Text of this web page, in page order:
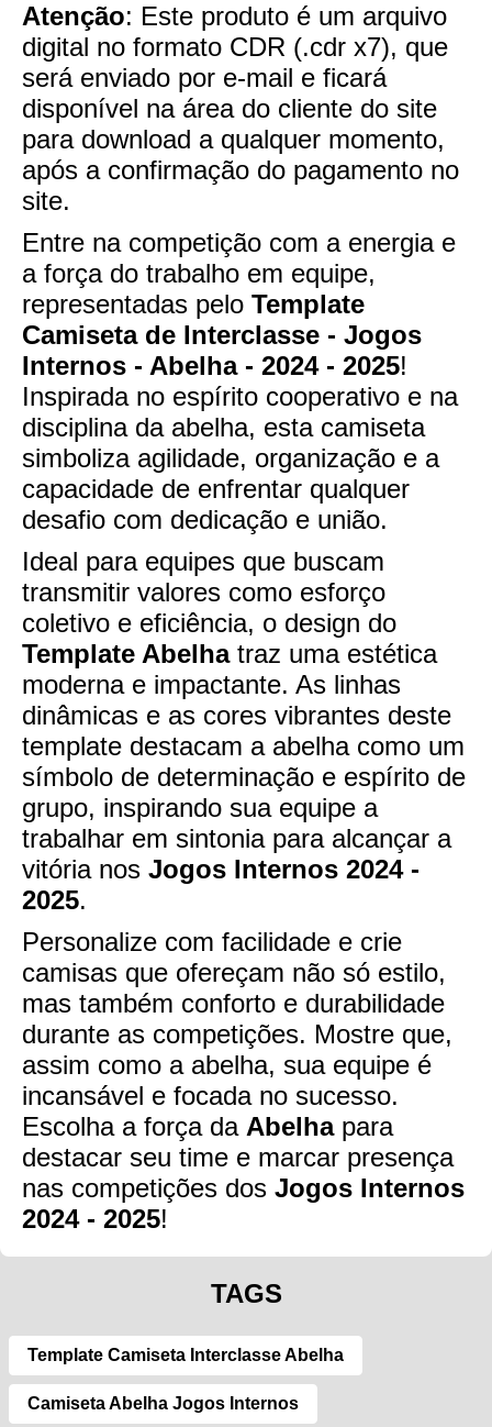
Atenção: Este produto é um arquivo
digital no formato CDR (.cdr x7), que
será enviado por e-mail e ficará
disponível na área do cliente do site
para download a qualquer momento,
após a confirmação do pagamento no
site.
Entre na competição com a energia e
a força do trabalho em equipe,
representadas pelo Template
Camiseta de Interclasse - Jogos
Internos - Abelha - 2024 - 2025!
Inspirada no espírito cooperativo e na
disciplina da abelha, esta camiseta
simboliza agilidade, organização e a
capacidade de enfrentar qualquer
desafio com dedicação e união.
Ideal para equipes que buscam
transmitir valores como esforço
coletivo e eficiência, o design do
Template Abelhatraz uma estética
moderna e impactante. As linhas
dinâmicas e as cores vibrantes deste
template destacam a abelha como um
símbolo de determinação e espírito de
grupo, inspirando sua equipe a
trabalhar em sintonia para alcançar a
vitória nos Jogos Internos 2024 -
2025.
Personalize com facilidade e crie
camisas que ofereçam não só estilo,
mas também conforto e durabilidade
durante as competições. Mostre que,
assim como a abelha, sua equipe é
incansável e focada no sucesso.
Escolha a força da Abelhapara
destacar seu time e marcar presença
nas competições dos Jogos Internos
2024 - 2025!
TAGS
Template Camiseta Interclasse Abelha
Camiseta Abelha Jogos Internos